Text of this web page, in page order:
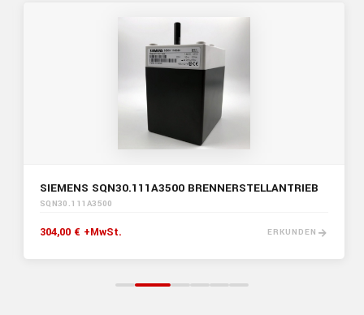
SIEMENS SQN30.111A3500 BRENNERSTELLANTRIEB
SQN30.111A3500
304,00 € +MwSt. ERKUNDEN